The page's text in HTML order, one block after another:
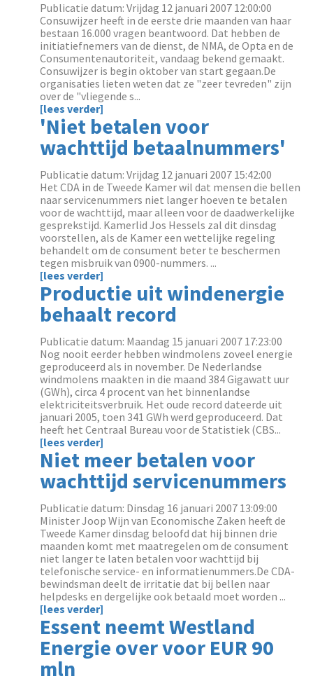
Publicatie datum: Vrijdag 12 januari 2007 12:00:00
Consuwijzer heeft in de eerste drie maanden van haar
bestaan 16.000 vragen beantwoord. Dat hebben de
initiatiefnemers van de dienst, de NMA, de Opta en de
Consumentenautoriteit, vandaag bekend gemaakt.
Consuwijzer is begin oktober van start gegaan.De
organisaties lieten weten dat ze "zeer tevreden" zijn
over de "vliegende s...
[lees verder]
'Niet betalen voor
wachttijd betaalnummers'
Publicatie datum: Vrijdag 12 januari 2007 15:42:00
Het CDA in de Tweede Kamer wil dat mensen die bellen
naar servicenummers niet langer hoeven te betalen
voor de wachttijd, maar alleen voor de daadwerkelijke
gesprekstijd. Kamerlid Jos Hessels zal dit dinsdag
voorstellen, als de Kamer een wettelijke regeling
behandelt om de consument beter te beschermen
tegen misbruik van 0900-nummers. ...
[lees verder]
Productie uit windenergie
behaalt record
Publicatie datum: Maandag 15 januari 2007 17:23:00
Nog nooit eerder hebben windmolens zoveel energie
geproduceerd als in november. De Nederlandse
windmolens maakten in die maand 384 Gigawatt uur
(GWh), circa 4 procent van het binnenlandse
elektriciteitsverbruik. Het oude record dateerde uit
januari 2005, toen 341 GWh werd geproduceerd. Dat
heeft het Centraal Bureau voor de Statistiek (CBS...
[lees verder]
Niet meer betalen voor
wachttijd servicenummers
Publicatie datum: Dinsdag 16 januari 2007 13:09:00
Minister Joop Wijn van Economische Zaken heeft de
Tweede Kamer dinsdag beloofd dat hij binnen drie
maanden komt met maatregelen om de consument
niet langer te laten betalen voor wachttijd bij
telefonische service- en informatienummers.De CDA-
bewindsman deelt de irritatie dat bij bellen naar
helpdesks en dergelijke ook betaald moet worden ...
[lees verder]
Essent neemt Westland
Energie over voor EUR 90
mln